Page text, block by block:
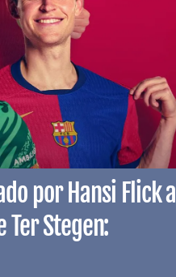
por Hansi Flick a
Stegen: